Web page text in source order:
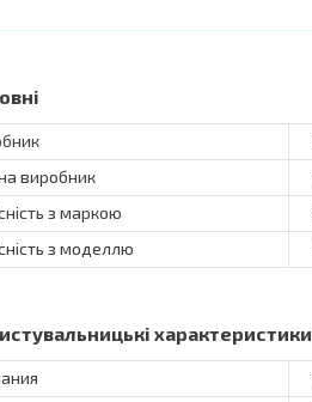
виробник
з маркою
з моделлю
характеристики